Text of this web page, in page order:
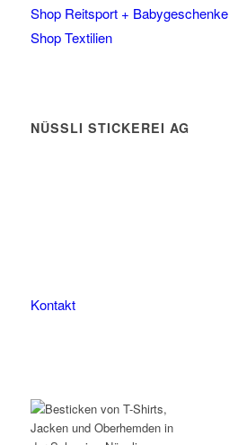
Shop Reitsport + Babygeschenke
Shop Textilien
NÜSSLI STICKEREI AG
Kontakt